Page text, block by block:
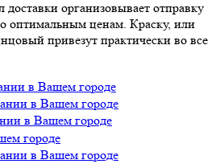
организовывает отправку
оптимальным ценам. Краску, или
привезут практически во все